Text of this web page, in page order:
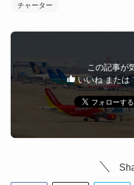
チャーター
この記事が
いいね または